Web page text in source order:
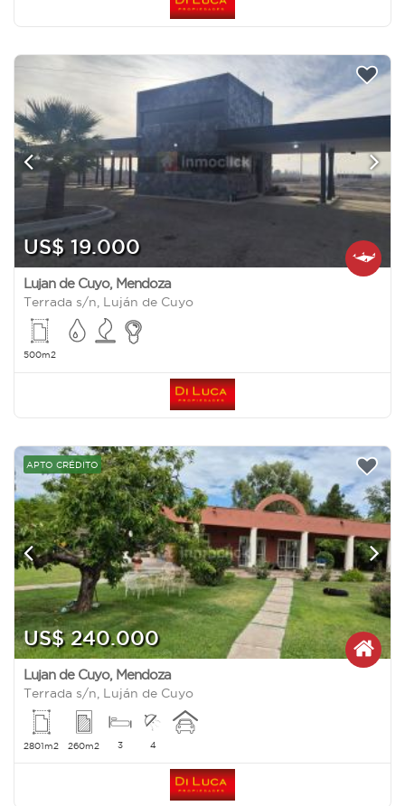
US$ 19.000
Lujan de Cuyo, Mendoza
Terrada s/n, Luján de Cuyo
500m2
APTO CRÉDITO
US$ 240.000
Lujan de Cuyo, Mendoza
Terrada s/n, Luján de Cuyo
2801m2 260m2 3 4